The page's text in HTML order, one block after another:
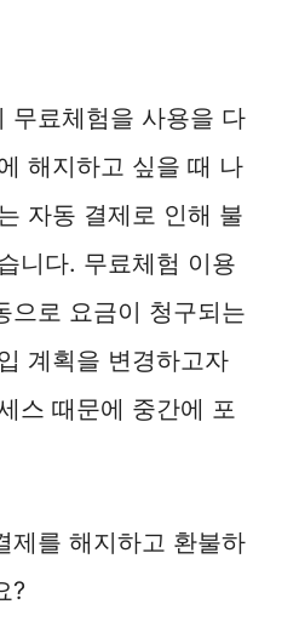
무료체험을 사용을 다
해지하고 싶을 때 나
자동 결제로 인해 불
니다. 무료체험 이용
으로 요금이 청구되는
계획을 변경하고자
스 때문에 중간에 포
제를 해지하고 환불하
?